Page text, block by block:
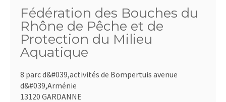
Fédération des Bouches du
Rhône de Pêche et de
Protection du Milieu
Aquatique
8 parc d&#039,activités de Bompertuis avenue
d&#039,Arménie
13120 GARDANNE